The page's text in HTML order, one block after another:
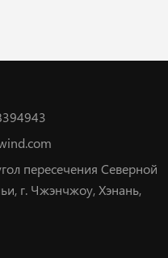
пересечения Северной
г. Чжэнчжоу, Хэнань,